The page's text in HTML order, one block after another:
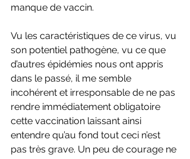
manque de vaccin.
Vu les caractéristiques de ce virus, vu
son potentiel pathogène, vu ce que
d’autres épidémies nous ont appris
dans le passé, il me semble
incohérent et irresponsable de ne pas
rendre immédiatement obligatoire
cette vaccination laissant ainsi
entendre qu’au fond tout ceci n’est
pas très grave. Un peu de courage ne